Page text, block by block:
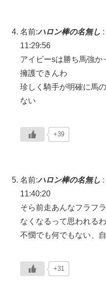
名前:ハロン棒の名無し :
11:29:56
アイビーsは勝ち馬強か
擁護できんわ
珍しく騎手が明確に馬
ない
+39
名前:ハロン棒の名無し :
11:40:20
そら前走あんなフラフ
なくなるって思われるわ
不憫でも何でもない、
+31